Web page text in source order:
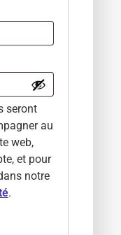
seront
au
web,
et pour
notre
.